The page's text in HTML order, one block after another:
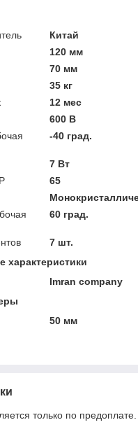
Китай
120 мм
70 мм
35 кг
12 мес
600 В
-40 град.
7 Вт
65
60 град.
7 шт.
характеристики
Imran company
50 мм
только по предоплате.